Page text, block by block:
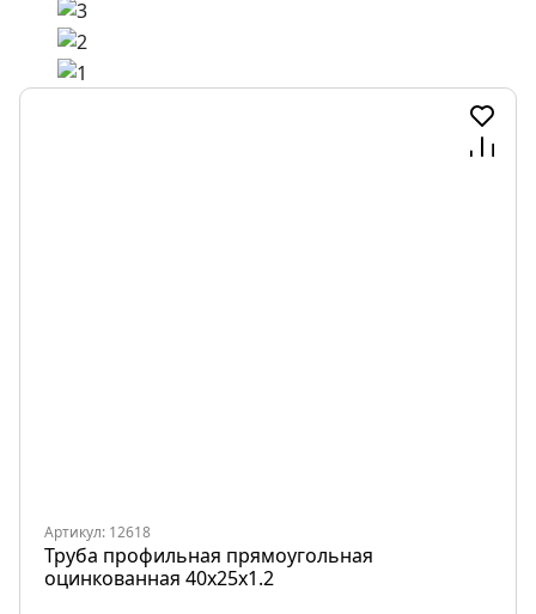
Артикул: 12618
Труба профильная прямоугольная
оцинкованная 40х25х1.2